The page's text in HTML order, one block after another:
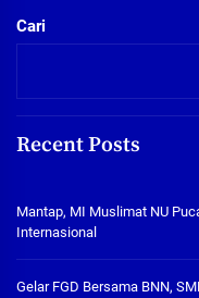
Cari
Recent Posts
Mantap, MI Muslimat NU
Internasional
Gelar FGD Bersama BNN,